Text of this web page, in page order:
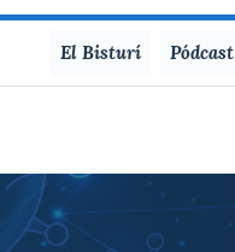
El Bisturí Pódcast